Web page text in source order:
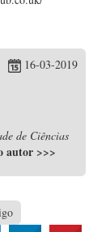
16-03-2019
de Ciências
autor >>>